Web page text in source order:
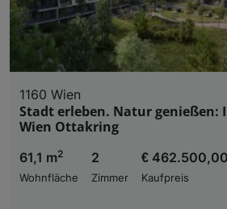
1160 Wien
Stadt erleben. Natur genießen:
Wien Ottakring
61,1 m2
Wohnfläche
2
Zimmer
€ 462.500,00
Kaufpreis